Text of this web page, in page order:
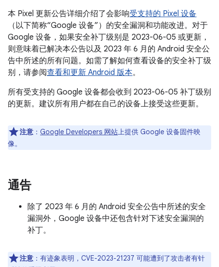
本 Pixel 更新公告详细介绍了会影响受支持的 Pixel 设备
（以下简称“Google 设备”）的安全漏洞和功能改进。对于
Google 设备，如果安全补丁级别是 2023-06-05 或更新，
则意味着已解决本公告以及 2023 年 6 月的 Android 安全公
告中所述的所有问题。如需了解如何查看设备的安全补丁级
别，请参阅查看和更新 Android 版本。
所有受支持的 Google 设备都会收到 2023-06-05 补丁级别
的更新。建议所有用户都在自己的设备上接受这些更新。
注意 ： Google Developers 网站上提供 Google 设备固件映
像。
通告
除了 2023 年 6 月的 Android 安全公告中所述的安全
漏洞外，Google 设备中还包含针对下述安全漏洞的
补丁。
注意 ：有迹象表明，CVE-2023-21237 可能遭到了攻击者有针